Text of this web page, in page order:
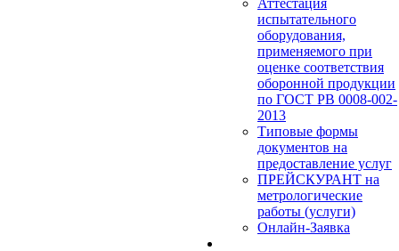
Аттестация
испытательного
оборудования,
применяемого при
оценке соответствия
оборонной продукции
по ГОСТ РВ 0008-002-
2013
Типовые формы
документов на
предоставление услуг
ПРЕЙСКУРАНТ на
метрологические
работы (услуги)
Онлайн-Заявка